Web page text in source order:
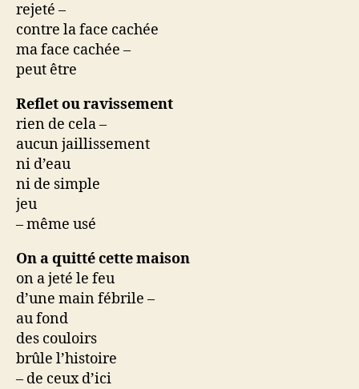
rejeté –
contre la face cachée
ma face cachée –
peut être
Reflet ou ravissement
rien de cela –
aucun jaillissement
ni d’eau
ni de simple
jeu
– même usé
On a quitté cette maison
on a jeté le feu
d’une main fébrile –
au fond
des couloirs
brûle l’histoire
– de ceux d’ici